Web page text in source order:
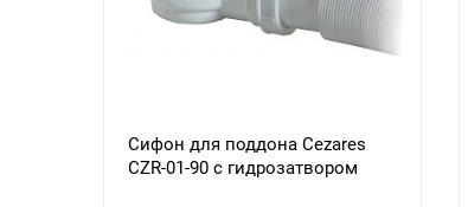
Сифон для поддона Cezares
CZR-01-90 с гидрозатвором